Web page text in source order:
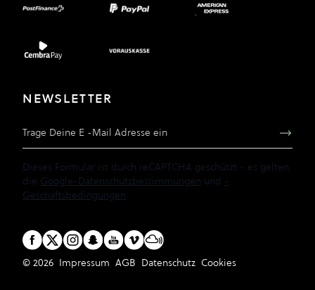
NEWSLETTER
Dieses Formular ist durch reCAPTCHA geschützt - es gelten
die Google-Datenschutzbestimmungen und -
Geschäftsbedingungen.
© 2026 Impressum AGB Datenschutz Cookies